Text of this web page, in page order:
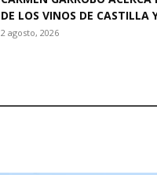
DE LOS VINOS DE CASTILLA
2 agosto, 2026